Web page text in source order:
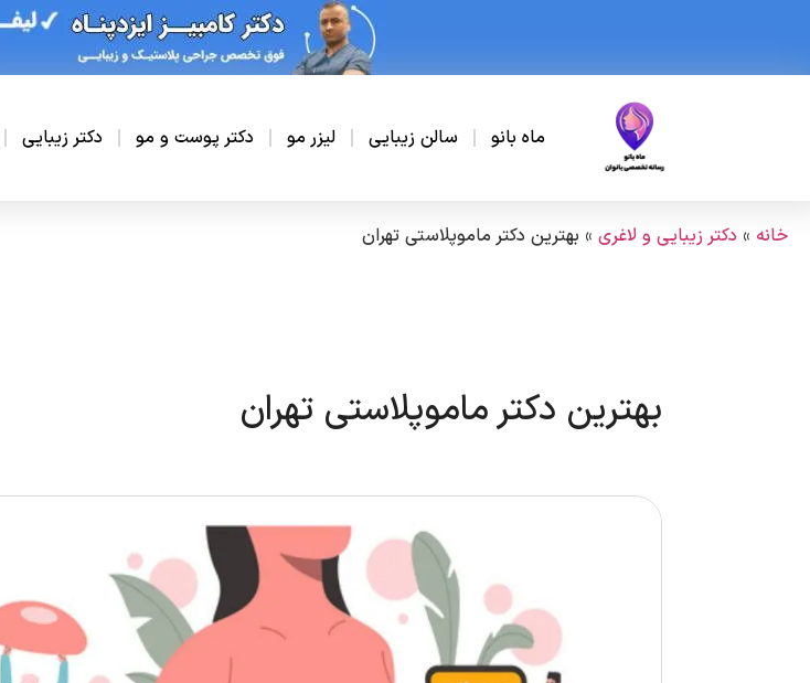
ماه بانو سالن زیبایی لیزر مو دکتر پوست و مو دکتر زیبایی
خانه » دکتر زیبایی و لاغری » بهترین دکتر ماموپلاستی تهران
بهترین دکتر ماموپلاستی تهران